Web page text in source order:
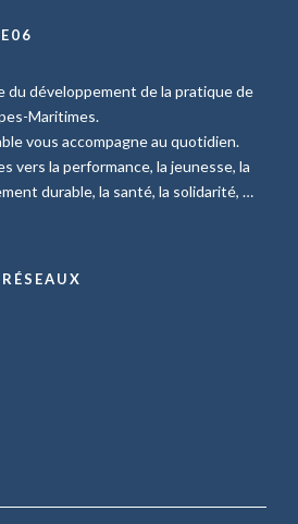
du développement de la pratique de
Maritimes.
vous accompagne au quotidien.
vers la performance, la jeunesse, la
durable, la santé, la solidarité, …